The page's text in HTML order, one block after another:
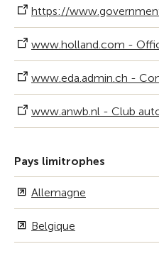
https://
www.holland.com -
www.eda.admin.ch -
www.anwb.nl - Club
Pays limitrophes
Allemagne
Belgique